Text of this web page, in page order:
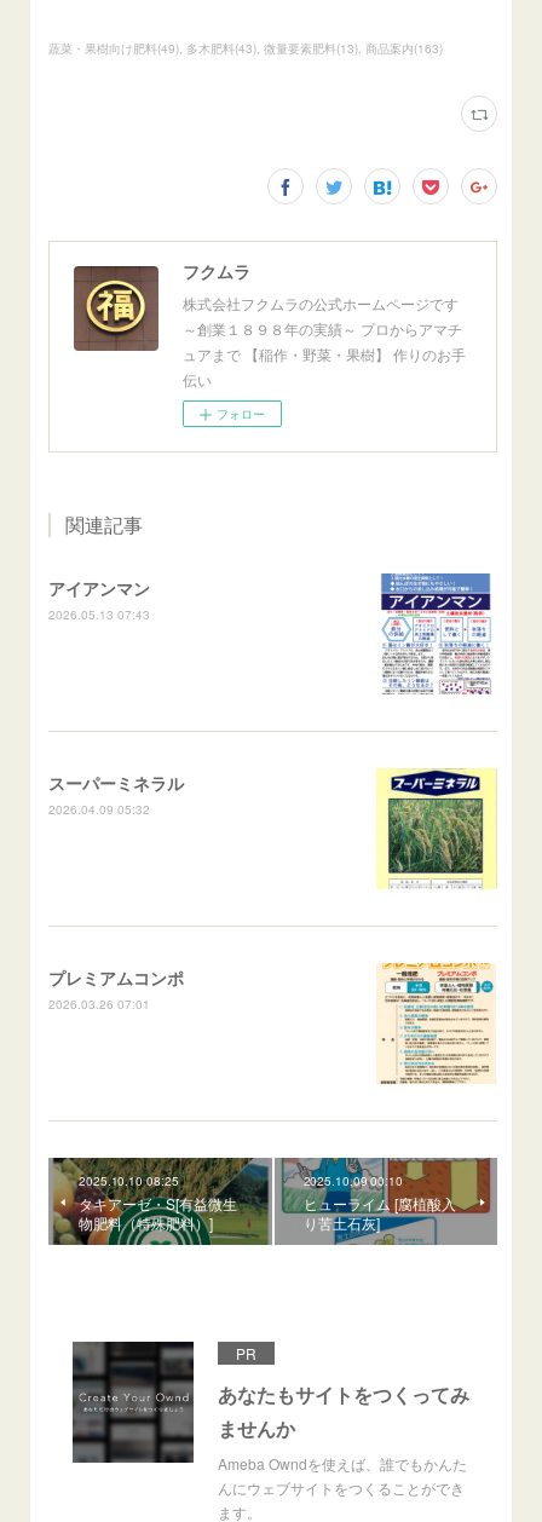
蔬菜・果樹向け肥料(49) 多木肥料(43) 微量要素肥料(13) 商品案内(163)
フクムラ
株式会社フクムラの公式ホームページです
～創業１８９８年の実績～ プロからアマチ
ュアまで 【稲作・野菜・果樹】 作りのお手
伝い
フォロー
関連記事
アイアンマン
2026.05.13 07:43
スーパーミネラル
2026.04.09 05:32
プレミアムコンポ
2026.03.26 07:01
2025.10.10 08:25
タキアーゼ・S[有益微生
物肥料（特殊肥料）]
2025.10.09 00:10
ヒューライム [腐植酸入
り苦土石灰]
PR
あなたもサイトをつくってみ
ませんか
Ameba Owndを使えば、誰でもかんた
んにウェブサイトをつくることができ
ます。